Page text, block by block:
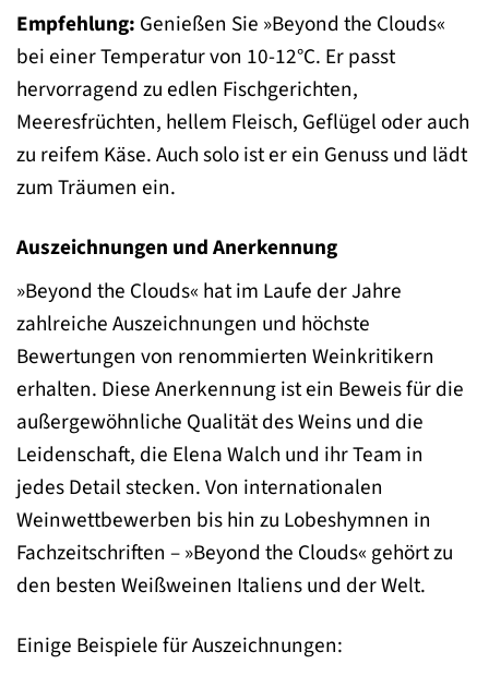
Empfehlung: Genießen Sie »Beyond the Clouds«
bei einer Temperatur von 10-12°C. Er passt
hervorragend zu edlen Fischgerichten,
Meeresfrüchten, hellem Fleisch, Geflügel oder auch
zu reifem Käse. Auch solo ist er ein Genuss und lädt
zum Träumen ein.
Auszeichnungen und Anerkennung
»Beyond the Clouds« hat im Laufe der Jahre
zahlreiche Auszeichnungen und höchste
Bewertungen von renommierten Weinkritikern
erhalten. Diese Anerkennung ist ein Beweis für die
außergewöhnliche Qualität des Weins und die
Leidenschaft, die Elena Walch und ihr Team in
jedes Detail stecken. Von internationalen
Weinwettbewerben bis hin zu Lobeshymnen in
Fachzeitschriften – »Beyond the Clouds« gehört zu
den besten Weißweinen Italiens und der Welt.
Einige Beispiele für Auszeichnungen: